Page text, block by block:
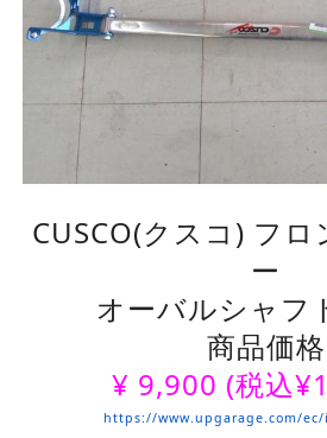
CUSCO(クスコ) フ
ー
オーバルシャフ
商品価格
¥ 9,900 (税込
https://www.upgarage.com/ec/